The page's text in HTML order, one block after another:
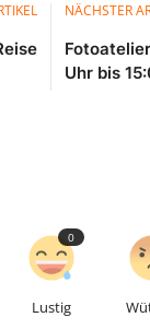
NÄCHSTER
Uhr bis
Lustig
0